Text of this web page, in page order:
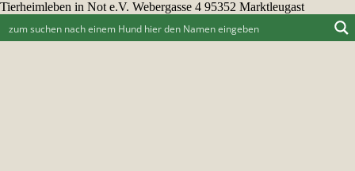
Tierheimleben in Not e.V. Webergasse 4 95352 Marktleugast